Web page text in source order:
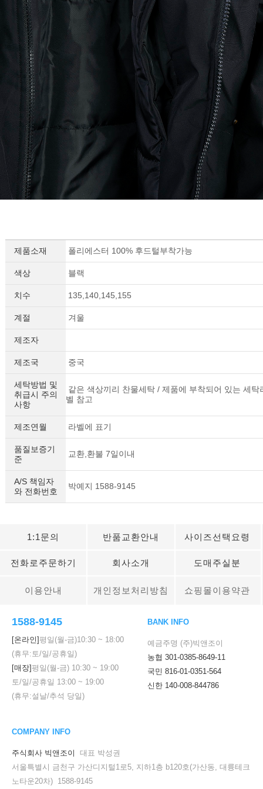
제품소재 폴리에스터 100% 후드털부착가능
색상 블랙
치수 135,140,145,155
계절 겨울
제조자
제조국 중국
세탁방법 및
취급시 주의
사항
같은 색상끼리 찬물세탁 / 제품에 부착되어 있는 세탁
벨 참고
제조연월 라벨에 표기
품질보증기
준
교환,환불 7일이내
A/S 책임자
와 전화번호
박예지 1588-9145
1:1문의 반품교환안내 사이즈선택요령
전화로주문하기 회사소개 도매주실분
이용안내 개인정보처리방침 쇼핑몰이용약관
1588-9145
[온라인]평일(월-금)10:30 ~ 18:00
(휴무:토/일/공휴일)
[매장]평일(월-금) 10:30 ~ 19:00
토/일/공휴일 13:00 ~ 19:00
(휴무:설날/추석 당일)
BANK INFO
예금주명 (주)빅앤조이
농협 301-0385-8649-11
국민 816-01-0351-564
신한 140-008-844786
COMPANY INFO
주식회사 빅앤조이
대표 박성권
서울특별시 금천구 가산디지털1로5, 지하1층 b120호(가산동, 대륭테크
노타운20차) 1588-9145